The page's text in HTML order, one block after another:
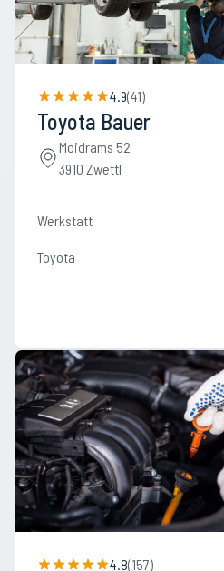
4.9(41)
Toyota Bauer
Moidrams 52
3910 Zwettl
Werkstatt
Toyota
4.8(157)